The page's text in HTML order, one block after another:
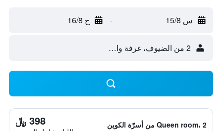
س 15/8 - ح 16/8
2 من الضيوف، غرفة واحدة
Queen room، 2 من أسرّة الكوين 398 ﷼